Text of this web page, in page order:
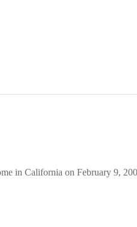
in California on February 9,